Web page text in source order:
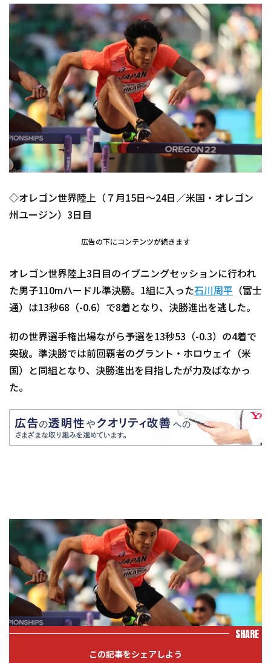
◇オレゴン世界陸上（７月15日〜24日／米国・オレゴン
州ユージン）3日目
広告の下にコンテンツが続きます
オレゴン世界陸上3日目のイブニングセッションに行われ
た男子110mハードル準決勝。1組に入った石川周平 （富士
通）は13秒68（-0.6）で8着となり、決勝進出を逃した。
初の世界選手権出場ながら予選を13秒53（-0.3）の4着で
突破。準決勝では前回覇者のグラント・ホロウェイ（米
国）と同組となり、決勝進出を目指したが力及ばなかっ
た。
SHARE
この記事をシェアしよう